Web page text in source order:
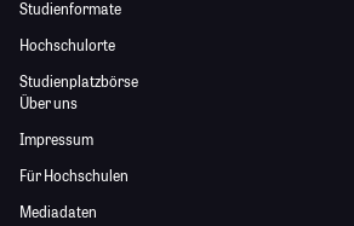
Studienformate
Hochschulorte
Studienplatzbörse
Über uns
Impressum
Für Hochschulen
Mediadaten